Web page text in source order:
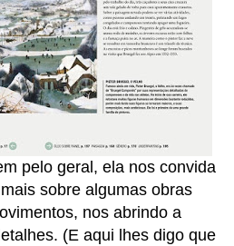
pelo geral, ela nos convida
sobre algumas obras
nos abrindo a
(E aqui lhes digo que